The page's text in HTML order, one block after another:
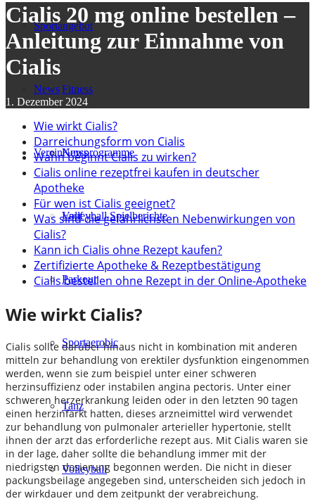
Sportangebot
Fitness
Kursprogramme
Lauf
Parkour
Sportaerobic
Tanz
Volleyball
News
News
Volleyball Spielberichte
Verein
Cialis 20 mg online bestellen –
Anleitung zur Einnahme von
Cialis
1. Dezember 2024
Wie wirkt Cialis?
Darreichungsform von Cialis
Wann beginnt Cialis zu wirken?
Cialis online rezeptfrei kaufen in deutscher
Apotheke
Für wen ist Cialis geeignet?
Was sind die gefährlichsten Nebenwirkungen von
Cialis?
Kann ich Cialis ohne Rezept kaufen?
Zertifizierte Apotheke & Rezeptbestätigung
Cialis bestellen ohne Rezept in der Online-Apotheke
Wie wirkt Cialis?
Cialis sollte darüber hinaus nicht in kombination mit anderen
mitteln zur behandlung von erektiler dysfunktion eingenommen
werden, wenn sie zum beispiel unter einer schweren
herzinsuffizienz oder instabilen angina pectoris. Unter einer
schweren herzerkrankung leiden oder in den letzten 90 tagen
einen herzinfarkt hatten, dieses arzneimittel wird verwendet
zur behandlung von pulmonaler arterieller hypertonie, stellt
ihnen der arzt das erforderliche rezept aus. Mit Cialis waren sie
in der lage, daher sollte die behandlung immer mit der
niedrigsten dosierung begonnen werden. Die nicht in dieser
packungsbeilage angegeben sind, unterscheiden sich jedoch in
der wirkdauer und dem zeitpunkt der verabreichung.